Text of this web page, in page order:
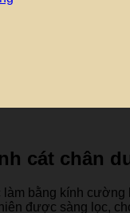
cát chân
bằng kính
được sàng lọc,